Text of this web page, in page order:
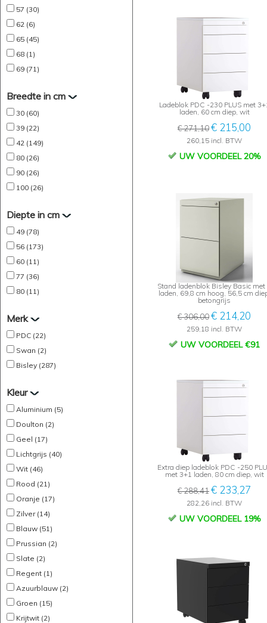
57 (30)
62 (6)
65 (45)
68 (1)
69 (71)
Breedte in cm
30 (60)
39 (22)
42 (149)
80 (26)
90 (26)
100 (26)
Diepte in cm
49 (78)
56 (173)
60 (11)
77 (36)
80 (11)
Merk
PDC (22)
Swan (2)
Bisley (287)
Kleur
Aluminium (5)
Doulton (2)
Geel (17)
Lichtgrijs (40)
Wit (46)
Rood (21)
Oranje (17)
Zilver (14)
Blauw (51)
Prussian (2)
Slate (2)
Regent (1)
Azuurblauw (2)
Groen (15)
Krijtwit (2)
Ladeblok PDC -230 PLUS met
laden, 60 cm diep, wit
€ 271,10€ 215,00
260,15 incl. BTW
UW VOORDEEL 20%
Stand ladenblok Bisley Basic met
laden, 69,8 cm hoog, 56,5 cm
betongrijs
€ 306,00€ 214,20
259,18 incl. BTW
UW VOORDEEL €91
Extra diep ladeblok PDC -250
met 3+1 laden, 80 cm diep, wit
€ 288,41€ 233,27
282,26 incl. BTW
UW VOORDEEL 19%